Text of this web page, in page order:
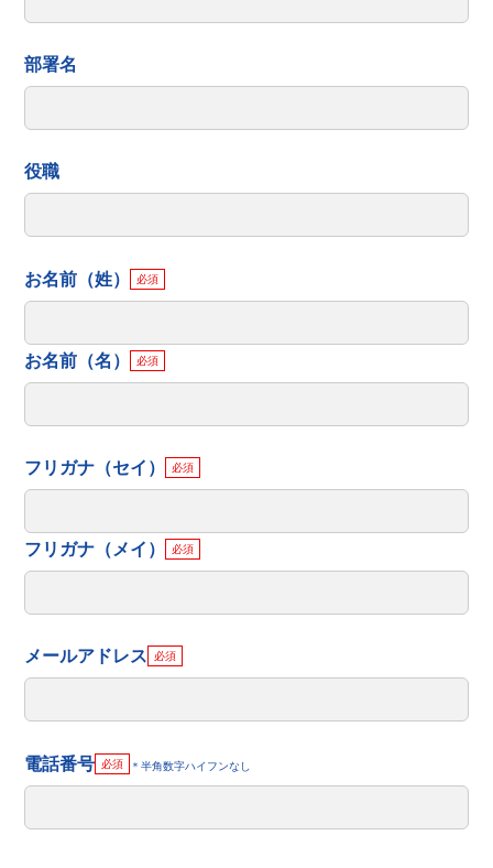
部署名
役職
お名前（姓） 必須
お名前（名） 必須
フリガナ（セイ） 必須
フリガナ（メイ） 必須
メールアドレス 必須
電話番号 必須 ＊半角数字ハイフンなし